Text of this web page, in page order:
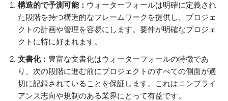
構造的で予測可能： ウォーターフォールは明確に定義され
た段階を持つ構造的なフレームワークを提供し、プロジェ
クトの計画や管理を容易にします。要件が明確なプロジェ
クトに特に好まれます。
文書化： 豊富な文書化はウォーターフォールの特徴であ
り、次の段階に進む前にプロジェクトのすべての側面が適
切に記録されていることを保証します。これはコンプライ
アンス志向や規制のある業界にとって有益です。